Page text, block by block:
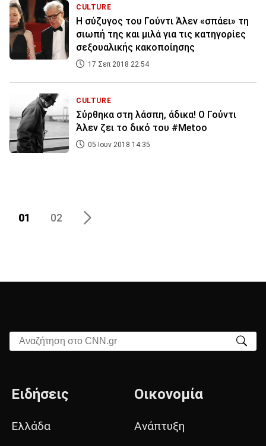
CULTURE
Η σύζυγος του Γούντι Άλεν «σπάει» τη
σιωπή της και μιλά για τις κατηγορίες
σεξουαλικής κακοποίησης
17 Σεπ 2018 22:54
CULTURE
Σύρθηκα στη λάσπη, άδικα! Ο Γούντι
Άλεν ζει το δικό του #Metoo
05 Ιουν 2018 14:35
01 02
Αναζήτηση στο CNN.gr
Ειδήσεις
Ελλάδα
Οικονομία
Ανάπτυξη